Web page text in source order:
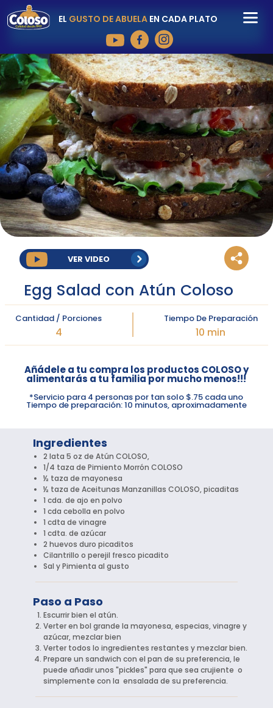
EL GUSTO DE ABUELAEN CADA PLATO
VER VIDEO
Egg Salad con Atún Coloso
Cantidad / Porciones
4
Tiempo De Preparación
10 min
Añádele a tu compra los productos COLOSO y
alimentarás a tu familia por mucho menos!!!
*Servicio para 4 personas por tan solo $.75 cada uno
Tiempo de preparación: 10 minutos, aproximadamente
Ingredientes
2 lata 5 oz de Atún COLOSO,
1/4 taza de Pimiento Morrón COLOSO
½ taza de mayonesa
½ taza de Aceitunas Manzanillas COLOSO, picaditas
1 cda. de ajo en polvo
1 cda cebolla en polvo
1 cdta de vinagre
1 cdta. de azúcar
2 huevos duro picaditos
Cilantrillo o perejil fresco picadito
Sal y Pimienta al gusto
Paso a Paso
Escurrir bien el atún.
Verter en bol grande la mayonesa, especias, vinagre y
azúcar, mezclar bien
Verter todos lo ingredientes restantes y mezclar bien.
Prepare un sandwich con el pan de su preferencia, le
puede añadir unos "pickles" para que sea crujiente o
simplemente con la ensalada de su preferencia.